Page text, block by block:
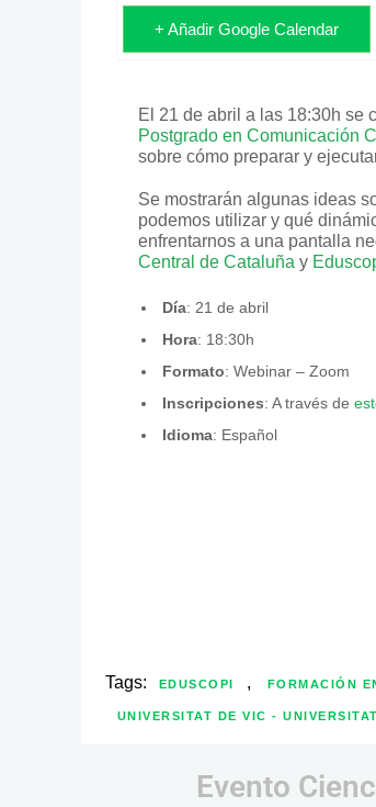
+ Añadir Google Calendar
El 21 de abril a las 18:30h se
Postgrado en Comunicación
sobre cómo preparar y
Se mostrarán algunas ideas
podemos utilizar y qué
enfrentarnos a una pantalla
Central de Cataluña y
Día: 21 de abril
Hora: 18:30h
Formato: Webinar – Zoom
Inscripciones: A través de
Idioma: Español
Tags: EDUSCOPI , FORMACIÓN
UNIVERSITAT DE VIC -
Evento